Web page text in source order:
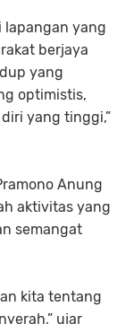
lapangan yang
berjaya
yang
optimistis,
yang tinggi,”
Anung
aktivitas yang
semangat
kita tentang
ujar